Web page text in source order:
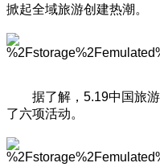
掀起全域旅游创建热潮。
据了解，5.19中国旅游
了六项活动。